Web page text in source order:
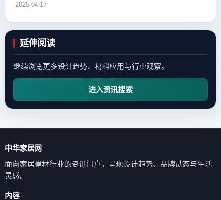
2025-04-17
延伸阅读
继续浏览更多设计趋势、材料应用与行业观察。
进入资讯搜索
中华家居网
面向家居建材行业的资讯门户，呈现设计趋势、品牌动态与生活
灵感。
内容